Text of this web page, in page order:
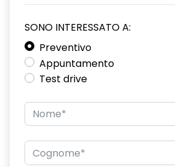
SONO INTERESSATO A:
Preventivo
Appuntamento
Test drive